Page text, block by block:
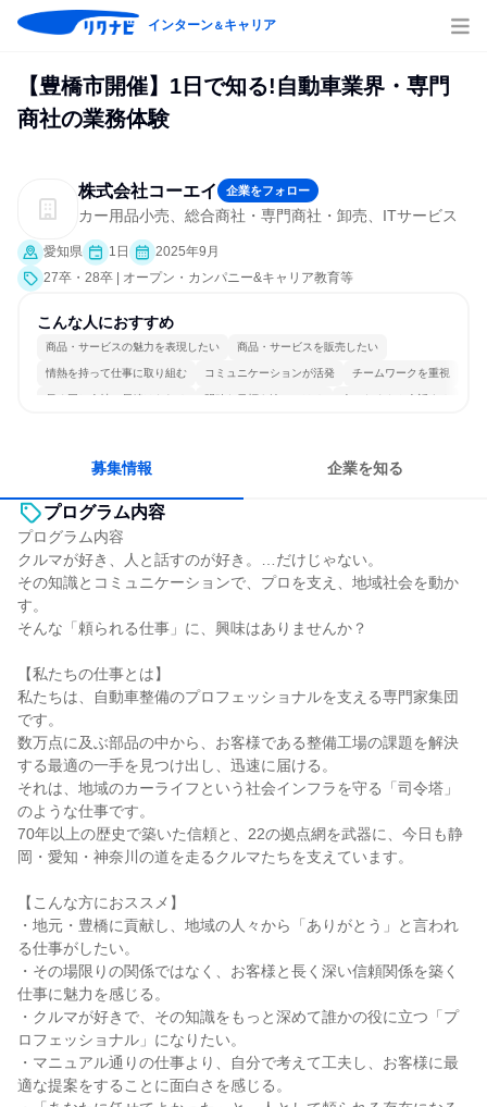
インターン＆キャリア
【豊橋市開催】1日で知る!自動車業界・専門
商社の業務体験
株式会社コーエイ 企業をフォロー
カー用品小売、総合商社・専門商社・卸売、ITサービス
愛知県 1日
2025年9月
27卒・28卒 | オープン・カンパニー&キャリア教育等
こんな人におすすめ
商品・サービスの魅力を表現したい 商品・サービスを販売したい
情熱を持って仕事に取り組む コミュニケーションが活発 チームワークを重視
長く同じ会社に居続けられる 明確な目標を追いかける 人とたくさん会話する
募集情報 企業を知る
プログラム内容
プログラム内容
クルマが好き、人と話すのが好き。…だけじゃない。
その知識とコミュニケーションで、プロを支え、地域社会を動か
す。
そんな「頼られる仕事」に、興味はありませんか？
【私たちの仕事とは】
私たちは、自動車整備のプロフェッショナルを支える専門家集団
です。
数万点に及ぶ部品の中から、お客様である整備工場の課題を解決
する最適の一手を見つけ出し、迅速に届ける。
それは、地域のカーライフという社会インフラを守る「司令塔」
のような仕事です。
70年以上の歴史で築いた信頼と、22の拠点網を武器に、今日も静
岡・愛知・神奈川の道を走るクルマたちを支えています。
【こんな方におススメ】
・地元・豊橋に貢献し、地域の人々から「ありがとう」と言われ
る仕事がしたい。
・その場限りの関係ではなく、お客様と長く深い信頼関係を築く
仕事に魅力を感じる。
・クルマが好きで、その知識をもっと深めて誰かの役に立つ「プ
ロフェッショナル」になりたい。
・マニュアル通りの仕事より、自分で考えて工夫し、お客様に最
適な提案をすることに面白さを感じる。